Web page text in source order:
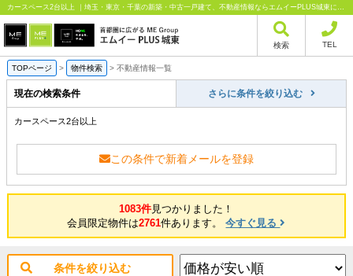
カースペース2台以上 ｜埼玉・東京・千葉の新築・中古一戸建て、不動産情報ならエムイーPLUS城東にお任せください
検索 TEL
TOPページ > 物件検索 > 不動産情報一覧
現在の検索条件 さらに条件を絞り込む
カースペース2台以上
この条件で新着メールを登録
1083件見つかりました！
会員限定物件は2761件あります。今すぐ見る
条件を絞り込む